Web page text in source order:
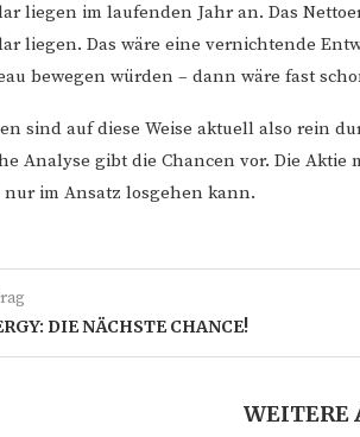
liegen im laufenden Jahr an. Das
liegen. Das wäre eine vernichtende
bewegen würden – dann wäre fast
sind auf diese Weise aktuell also rein
Analyse gibt die Chancen vor. Die
nur im Ansatz losgehen kann.
DIE NÄCHSTE CHANCE!
WEITERE